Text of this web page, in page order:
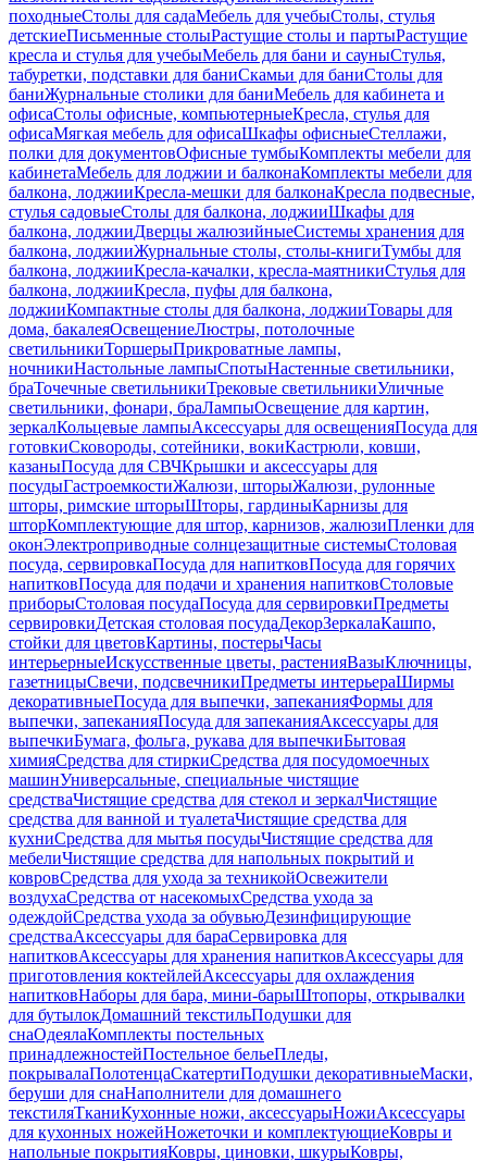
походныеСтолы для садаМебель для учебыСтолы, стулья
детскиеПисьменные столыРастущие столы и партыРастущие
кресла и стулья для учебыМебель для бани и сауныСтулья,
табуретки, подставки для баниСкамьи для баниСтолы для
баниЖурнальные столики для баниМебель для кабинета и
офисаСтолы офисные, компьютерныеКресла, стулья для
офисаМягкая мебель для офисаШкафы офисныеСтеллажи,
полки для документовОфисные тумбыКомплекты мебели для
кабинетаМебель для лоджии и балконаКомплекты мебели для
балкона, лоджииКресла-мешки для балконаКресла подвесные,
стулья садовыеСтолы для балкона, лоджииШкафы для
балкона, лоджииДверцы жалюзийныеСистемы хранения для
балкона, лоджииЖурнальные столы, столы-книгиТумбы для
балкона, лоджииКресла-качалки, кресла-маятникиСтулья для
балкона, лоджииКресла, пуфы для балкона,
лоджииКомпактные столы для балкона, лоджииТовары для
дома, бакалеяОсвещениеЛюстры, потолочные
светильникиТоршерыПрикроватные лампы,
ночникиНастольные лампыСпотыНастенные светильники,
браТочечные светильникиТрековые светильникиУличные
светильники, фонари, браЛампыОсвещение для картин,
зеркалКольцевые лампыАксессуары для освещенияПосуда для
готовкиСковороды, сотейники, вокиКастрюли, ковши,
казаныПосуда для СВЧКрышки и аксессуары для
посудыГастроемкостиЖалюзи, шторыЖалюзи, рулонные
шторы, римские шторыШторы, гардиныКарнизы для
шторКомплектующие для штор, карнизов, жалюзиПленки для
оконЭлектроприводные солнцезащитные системыСтоловая
посуда, сервировкаПосуда для напитковПосуда для горячих
напитковПосуда для подачи и хранения напитковСтоловые
приборыСтоловая посудаПосуда для сервировкиПредметы
сервировкиДетская столовая посудаДекорЗеркалаКашпо,
стойки для цветовКартины, постерыЧасы
интерьерныеИскусственные цветы, растенияВазыКлючницы,
газетницыСвечи, подсвечникиПредметы интерьераШирмы
декоративныеПосуда для выпечки, запеканияФормы для
выпечки, запеканияПосуда для запеканияАксессуары для
выпечкиБумага, фольга, рукава для выпечкиБытовая
химияСредства для стиркиСредства для посудомоечных
машинУниверсальные, специальные чистящие
средстваЧистящие средства для стекол и зеркалЧистящие
средства для ванной и туалетаЧистящие средства для
кухниСредства для мытья посудыЧистящие средства для
мебелиЧистящие средства для напольных покрытий и
ковровСредства для ухода за техникойОсвежители
воздухаСредства от насекомыхСредства ухода за
одеждойСредства ухода за обувьюДезинфицирующие
средстваАксессуары для бараСервировка для
напитковАксессуары для хранения напитковАксессуары для
приготовления коктейлейАксессуары для охлаждения
напитковНаборы для бара, мини-барыШтопоры, открывалки
для бутылокДомашний текстильПодушки для
снаОдеялаКомплекты постельных
принадлежностейПостельное бельеПледы,
покрывалаПолотенцаСкатертиПодушки декоративныеМаски,
беруши для снаНаполнители для домашнего
текстиляТканиКухонные ножи, аксессуарыНожиАксессуары
для кухонных ножейНожеточки и комплектующиеКовры и
напольные покрытияКовры, циновки, шкурыКовры,